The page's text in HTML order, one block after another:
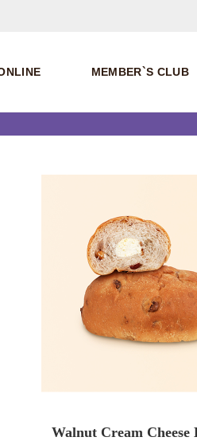
MEMBER`S CLUB
Walnut Cream Cheese